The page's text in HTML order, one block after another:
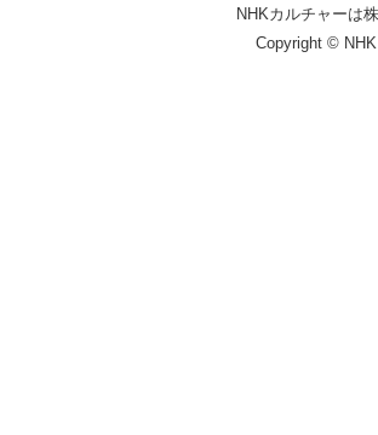
NHKカルチャーは
Copyright ©